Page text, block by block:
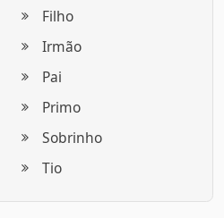
Filho
Irmão
Pai
Primo
Sobrinho
Tio